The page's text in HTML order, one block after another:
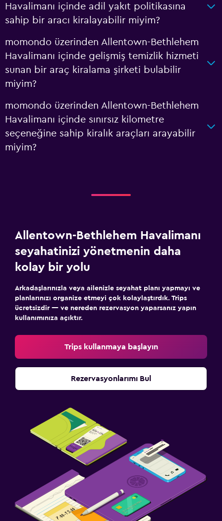
Havalimanı içinde adil yakıt politikasına
sahip bir aracı kiralayabilir miyim?
momondo üzerinden Allentown-Bethlehem
Havalimanı içinde gelişmiş temizlik hizmeti
sunan bir araç kiralama şirketi bulabilir
miyim?
momondo üzerinden Allentown-Bethlehem
Havalimanı içinde sınırsız kilometre
seçeneğine sahip kiralık araçları arayabilir
miyim?
Allentown-Bethlehem Havalimanı
seyahatinizi yönetmenin daha
kolay bir yolu
Arkadaşlarınızla veya ailenizle seyahat planı yapmayı ve
planlarınızı organize etmeyi çok kolaylaştırdık. Trips
ücretsizdir — ve nereden rezervasyon yaparsanız yapın
kullanımınıza açıktır.
Trips kullanmaya başlayın
Rezervasyonlarımı Bul